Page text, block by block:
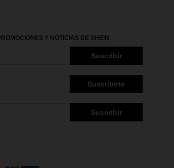
Y NOTICIAS DE SHEIN
Suscribir
Suscribirte
Suscribir